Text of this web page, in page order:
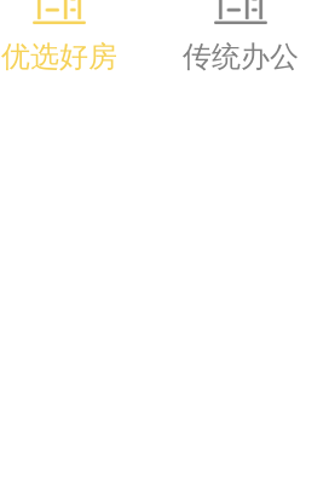
港陆黄
优选好房 传统办公